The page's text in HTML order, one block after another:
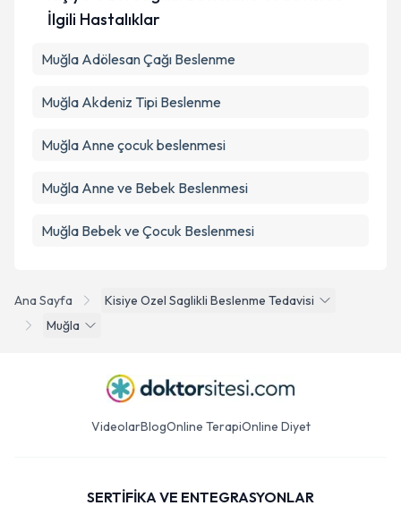
Takvim Talebini Gönder
Ana Sayfa
Kisiye Ozel Saglikli Beslenme Tedavisi
Muğla
İlgili Hastalıklar
Muğla Adölesan Çağı Beslenme
Muğla Akdeniz Tipi Beslenme
Muğla Anne çocuk beslenmesi
Muğla Anne ve Bebek Beslenmesi
Muğla Bebek ve Çocuk Beslenmesi
VideolarBlogOnline TerapiOnline Diyet
SERTİFİKA VE ENTEGRASYONLAR